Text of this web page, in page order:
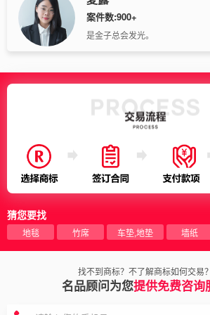
案件数:900+
是金子总会发光。
猜您要找
地毯 竹席 车垫,地垫 墙纸
找不到商标？不了解商标如何交易？
名品顾问为您提供免费咨询